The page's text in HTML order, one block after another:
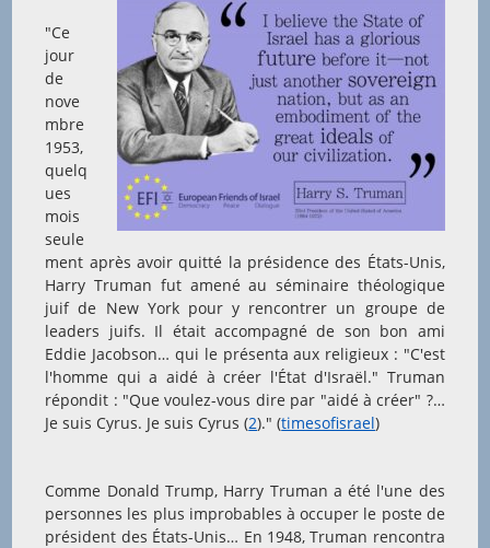
"Ce
jour
de
nove
mbre
1953,
quelq
ues
mois
seule
ment après avoir quitté la présidence des États-Unis,
Harry Truman fut amené au séminaire théologique
juif de New York pour y rencontrer un groupe de
leaders juifs. Il était accompagné de son bon ami
Eddie Jacobson… qui le présenta aux religieux : "C'est
l'homme qui a aidé à créer l'État d'Israël." Truman
répondit : "Que voulez-vous dire par "aidé à créer" ?…
Je suis Cyrus. Je suis Cyrus (2)." (timesofisrael)
Comme Donald Trump, Harry Truman a été l'une des
personnes les plus improbables à occuper le poste de
président des États-Unis… En 1948, Truman rencontra